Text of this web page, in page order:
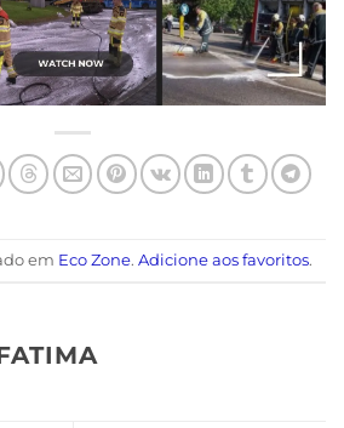
em Eco Zone. Adicione aos favoritos.